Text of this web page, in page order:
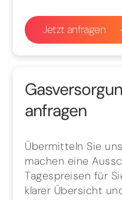
Jetzt anfragen
anfragen
Übermitteln Sie
machen eine
Tagespreisen für
klarer Übersicht